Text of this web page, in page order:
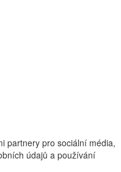
partnery pro sociální média,
údajů a používání